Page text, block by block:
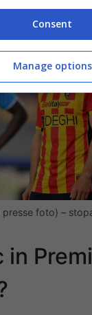
presse foto) –
in
Consent
Manage options